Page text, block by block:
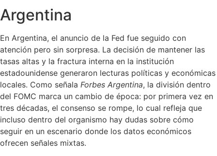
Argentina
En Argentina, el anuncio de la Fed fue seguido con
atención pero sin sorpresa. La decisión de mantener las
tasas altas y la fractura interna en la institución
estadounidense generaron lecturas políticas y económicas
locales. Como señala Forbes Argentina, la división dentro
del FOMC marca un cambio de época: por primera vez en
tres décadas, el consenso se rompe, lo cual refleja que
incluso dentro del organismo hay dudas sobre cómo
seguir en un escenario donde los datos económicos
ofrecen señales mixtas.